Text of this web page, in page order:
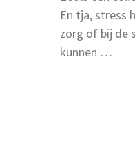
En tja, stress
zorg of bij de
kunnen …